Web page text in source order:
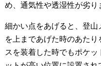
め、通気性や透湿性が劣り
細かい点をあげると、登
を上まであげた時のあた
スを装着した時でもポケ